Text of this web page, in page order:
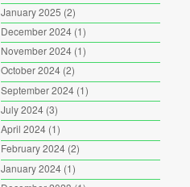
January 2025 (2)
December 2024(1)
November 2024(1)
October 2024(2)
September 2024(1)
July 2024(3)
April 2024(1)
February 2024(2)
January 2024(1)